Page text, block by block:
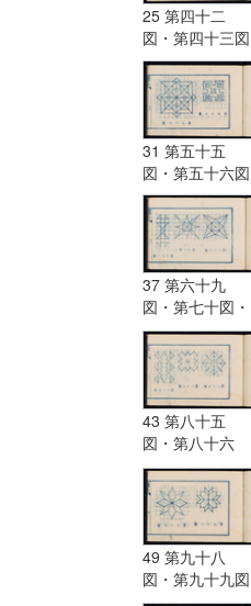
25 第四十二
図・第四十三図
31 第五十五
図・第五十六図
37 第六十九
図・第七十図・
第七十一図
43 第八十五
図・第八十六
図・第八十七図
49 第九十八
図・第九十九図